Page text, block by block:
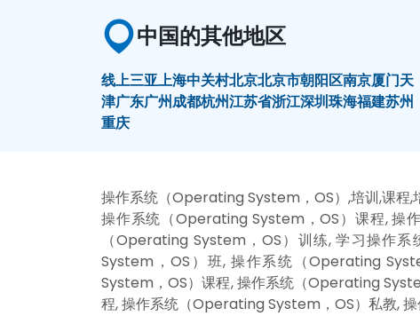
中国的其他地区
线上三亚上海中关村北京北京市朝阳区南京厦门天
津广东广州成都杭州江苏省浙江深圳珠海福建苏州
重庆
操作系统（Operating System，OS）,培训,课
操作系统（Operating System，OS）课程, 操
（Operating System，OS）训练, 学习操作
System，OS）班, 操作系统（Operating
System，OS）课程, 操作系统（Operating
程, 操作系统（Operating System，OS）私教,